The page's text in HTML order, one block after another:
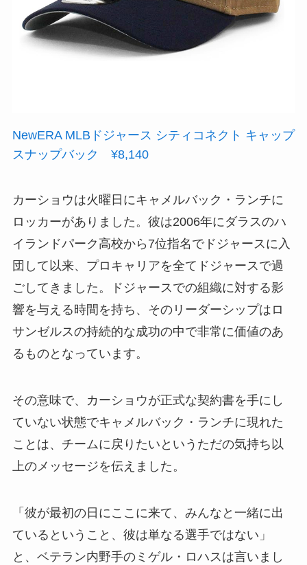
NewERA MLBドジャース シティコネクト キャップ
スナップバック ¥8,140
カーショウは火曜日にキャメルバック・ランチに
ロッカーがありました。彼は2006年にダラスのハ
イランドパーク高校から7位指名でドジャースに入
団して以来、プロキャリアを全てドジャースで過
ごしてきました。ドジャースでの組織に対する影
響を与える時間を持ち、そのリーダーシップはロ
サンゼルスの持続的な成功の中で非常に価値のあ
るものとなっています。
その意味で、カーショウが正式な契約書を手にし
ていない状態でキャメルバック・ランチに現れた
ことは、チームに戻りたいというただの気持ち以
上のメッセージを伝えました。
「彼が最初の日にここに来て、みんなと一緒に出
ているということ、彼は単なる選手ではない」
と、ベテラン内野手のミゲル・ロハスは言いまし